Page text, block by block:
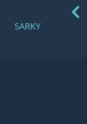
SARKY